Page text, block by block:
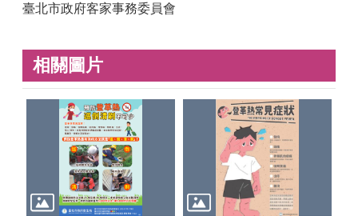
臺北市政府客家事務委員會
相關圖片